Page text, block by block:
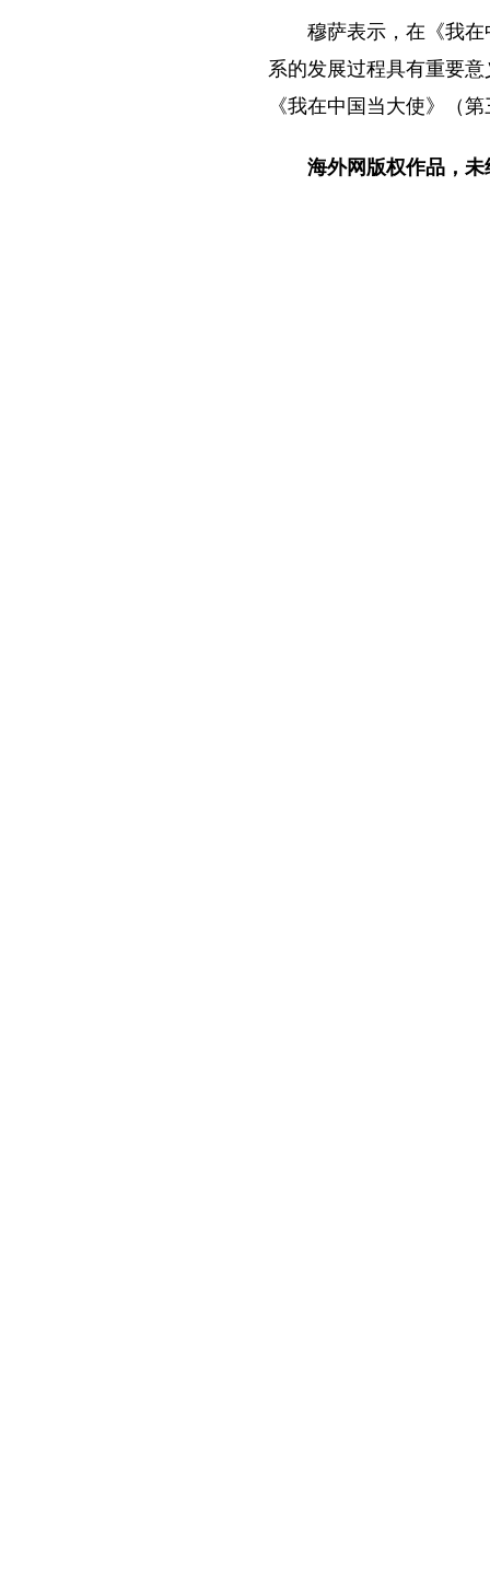
穆萨表示，在《我
系的发展过程具有重要
《我在中国当大使》（
海外网版权作品，